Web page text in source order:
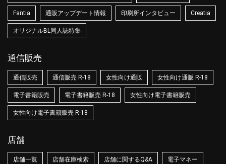
Fantia 通販アップデート情報 印刷所インタビュー Creatia
オリジナルBL同人誌特集
通信販売
通信販売 通信販売 R-18 女性向け通販 女性向け通販 R-18
電子書籍販売 電子書籍販売 R-18 女性向け電子書籍販売
女性向け電子書籍販売 R-18
店舗
店舗一覧 店舗在庫検索 店舗に関するQ&A 電子マネー